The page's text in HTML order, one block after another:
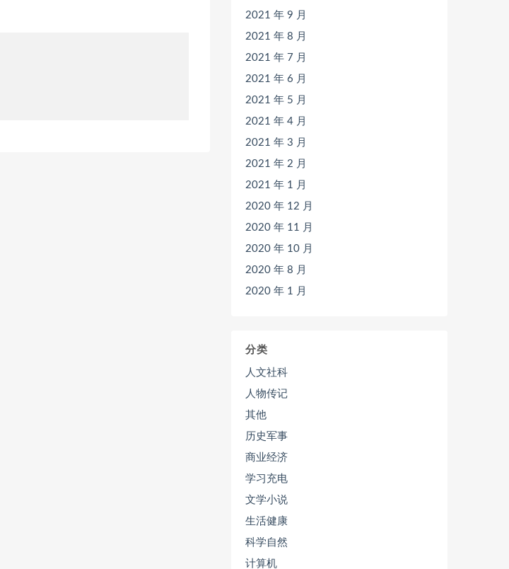
2021 年 9 月
2021 年 8 月
2021 年 7 月
2021 年 6 月
2021 年 5 月
2021 年 4 月
2021 年 3 月
2021 年 2 月
2021 年 1 月
2020 年 12 月
2020 年 11 月
2020 年 10 月
2020 年 8 月
2020 年 1 月
分类
人文社科
人物传记
其他
历史军事
商业经济
学习充电
文学小说
生活健康
科学自然
计算机